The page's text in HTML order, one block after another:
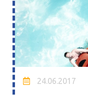
24.06.2017